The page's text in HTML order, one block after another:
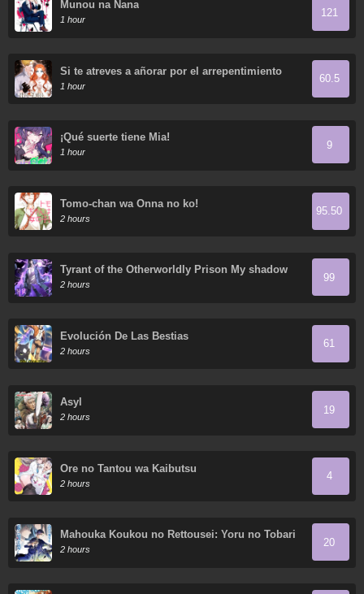
Munou na Nana
1 hour
121
Si te atreves a añorar por el arrepentimiento
1 hour
60.5
¡Qué suerte tiene Mia!
1 hour
9
Tomo-chan wa Onna no ko!
2 hours
95.50
Tyrant of the Otherworldly Prison My shadow
can evolve infinitely
2 hours
99
Evolución De Las Bestias
2 hours
61
Asyl
2 hours
19
Ore no Tantou wa Kaibutsu
2 hours
4
Mahouka Koukou no Rettousei: Yoru no Tobari
ni Yami wa Hirameku
2 hours
20